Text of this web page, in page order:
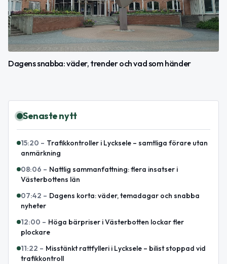
Dagens snabba: väder, trender och vad som händer
Senaste nytt
15:20 – Trafikkontroller i Lycksele – samtliga förare utan
anmärkning
08:06 – Nattlig sammanfattning: flera insatser i
Västerbottens län
07:42 – Dagens korta: väder, temadagar och snabba
nyheter
12:00 – Höga bärpriser i Västerbotten lockar fler
plockare
11:22 – Misstänkt rattfylleri i Lycksele – bilist stoppad vid
trafikkontroll